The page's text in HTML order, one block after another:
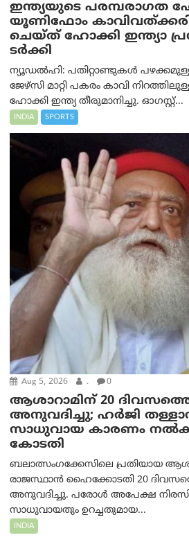
ഇന്ത്യയുടെ പരമ്പരാഗത
യൂണിഫോം
ചെയ്ത് ഹോക്കി ഇന്ത്യാ
ടര്‍ക്കി
ന്യൂഡൽഹി: പതിറ്റാണ്ടുകൾ
ജേഴ്‌സി മാറ്റി പകരം കാവി
ഹോക്കി ഇന്ത്യ തീരുമാനിച്ചു. ഓഗസ്റ്റ്...
INDIA SPORTS
Aug 5, 2026 . 0
ആശാറാമിന് 20
അനുവദിച്ചു; ഹർജി
സാധുവായ കാരണം
കോടതി
ബലാത്സംഗക്കേസിലെ പ്രതിയായ
രാജസ്ഥാൻ ഹൈക്കോടതി 20
അനുവദിച്ചു. പരോൾ അപേക്ഷ
സാധുവായതും ഉറച്ചതുമായ...
INDIA